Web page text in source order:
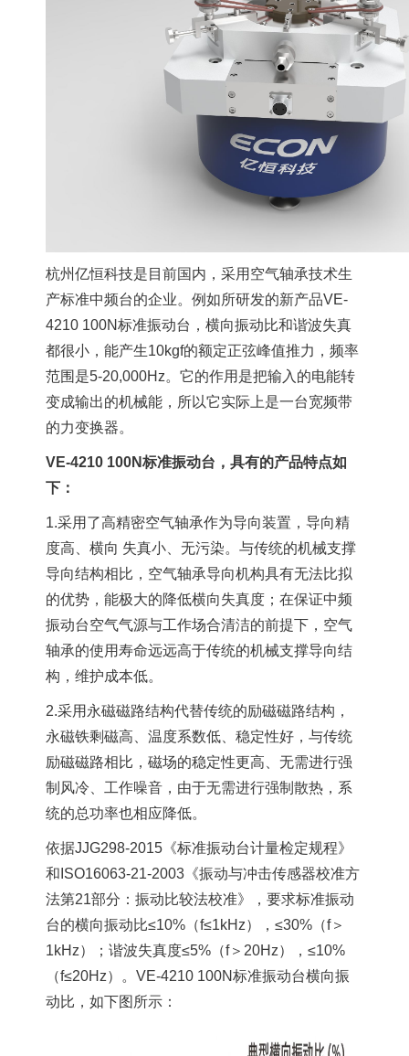
杭州亿恒科技是目前国内，采用空气轴承技术生
产标准中频台的企业。例如所研发的新产品VE-
4210 100N标准振动台，横向振动比和谐波失真
都很小，能产生10kgf的额定正弦峰值推力，频率
范围是5-20,000Hz。它的作用是把输入的电能转
变成输出的机械能，所以它实际上是一台宽频带
的力变换器。
VE-4210 100N标准振动台，具有的产品特点如
下：
1.采用了高精密空气轴承作为导向装置，导向精
度高、横向 失真小、无污染。与传统的机械支撑
导向结构相比，空气轴承导向机构具有无法比拟
的优势，能极大的降低横向失真度；在保证中频
振动台空气气源与工作场合清洁的前提下，空气
轴承的使用寿命远远高于传统的机械支撑导向结
构，维护成本低。
2.采用永磁磁路结构代替传统的励磁磁路结构，
永磁铁剩磁高、温度系数低、稳定性好，与传统
励磁磁路相比，磁场的稳定性更高、无需进行强
制风冷、工作噪音，由于无需进行强制散热，系
统的总功率也相应降低。
依据JJG298-2015《标准振动台计量检定规程》
和ISO16063-21-2003《振动与冲击传感器校准方
法第21部分：振动比较法校准》，要求标准振动
台的横向振动比≤10%（f≤1kHz），≤30%（f＞
1kHz）；谐波失真度≤5%（f＞20Hz），≤10%
（f≤20Hz）。VE-4210 100N标准振动台横向振
动比，如下图所示：